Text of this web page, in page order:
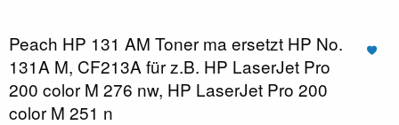
Peach HP 131 AM Toner ma ersetzt HP No.
131A M, CF213A für z.B. HP LaserJet Pro
200 color M 276 nw, HP LaserJet Pro 200
color M 251 n